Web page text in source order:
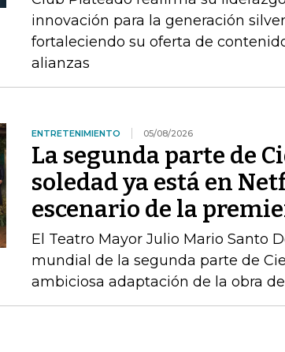
innovación para la generación
fortaleciendo su oferta de
alianzas
ENTRETENIMIENTO 05/08/2026
La segunda parte de
soledad ya está en
escenario de la
El Teatro Mayor Julio Mario Santo
mundial de la segunda parte de
ambiciosa adaptación de la obra